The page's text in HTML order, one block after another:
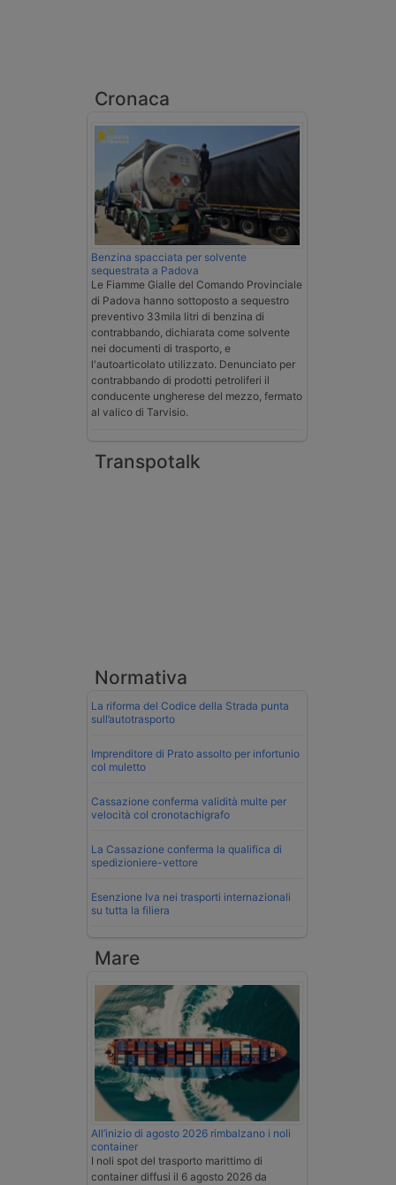
Cronaca
Benzina spacciata per solvente
sequestrata a Padova
Le Fiamme Gialle del Comando Provinciale
di Padova hanno sottoposto a sequestro
preventivo 33mila litri di benzina di
contrabbando, dichiarata come solvente
nei documenti di trasporto, e
l'autoarticolato utilizzato. Denunciato per
contrabbando di prodotti petroliferi il
conducente ungherese del mezzo, fermato
al valico di Tarvisio.
Transpotalk
Normativa
La riforma del Codice della Strada punta
sull’autotrasporto
Imprenditore di Prato assolto per infortunio
col muletto
Cassazione conferma validità multe per
velocità col cronotachigrafo
La Cassazione conferma la qualifica di
spedizioniere-vettore
Esenzione Iva nei trasporti internazionali
su tutta la filiera
Mare
All’inizio di agosto 2026 rimbalzano i noli
container
I noli spot del trasporto marittimo di
container diffusi il 6 agosto 2026 da